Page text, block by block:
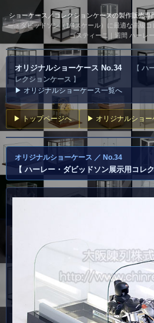
ショーケース／コレクションケースの製作販売
ー・ダビッドソン（1/4スケール）に最適な高級
ゴスティーニ｜週間 ハーレ
オリジナルショーケース No.34 【 ハ
レクションケース 】
▶ オリジナルショーケース一覧へ
▶ トップページへ ▶ オリジナルショー
オリジナルショーケース ／ No.34
【 ハーレー・ダビッドソン展示用コレ